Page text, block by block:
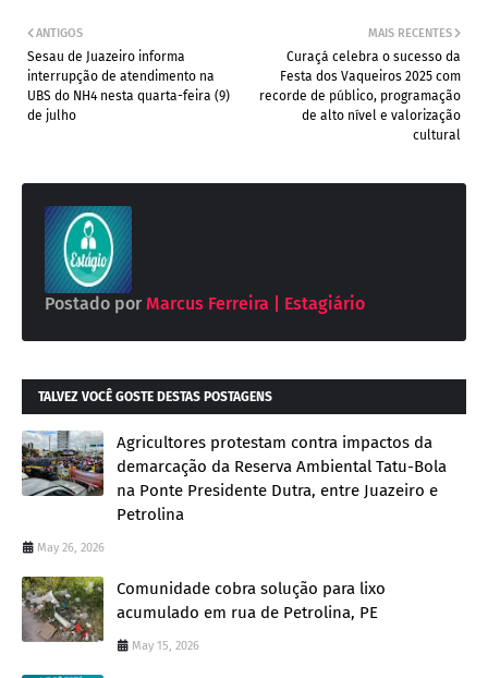
MAIS RECENTES
Curaçá celebra o sucesso da
Festa dos Vaqueiros 2025 com
recorde de público, programação
de alto nível e valorização
cultural
ANTIGOS
Sesau de Juazeiro informa
interrupção de atendimento na
UBS do NH4 nesta quarta-feira (9)
de julho
Postado por Marcus Ferreira | Estagiário
TALVEZ VOCÊ GOSTE DESTAS POSTAGENS
Agricultores protestam contra impactos da
demarcação da Reserva Ambiental Tatu-Bola
na Ponte Presidente Dutra, entre Juazeiro e
Petrolina
May 26, 2026
Comunidade cobra solução para lixo
acumulado em rua de Petrolina, PE
May 15, 2026